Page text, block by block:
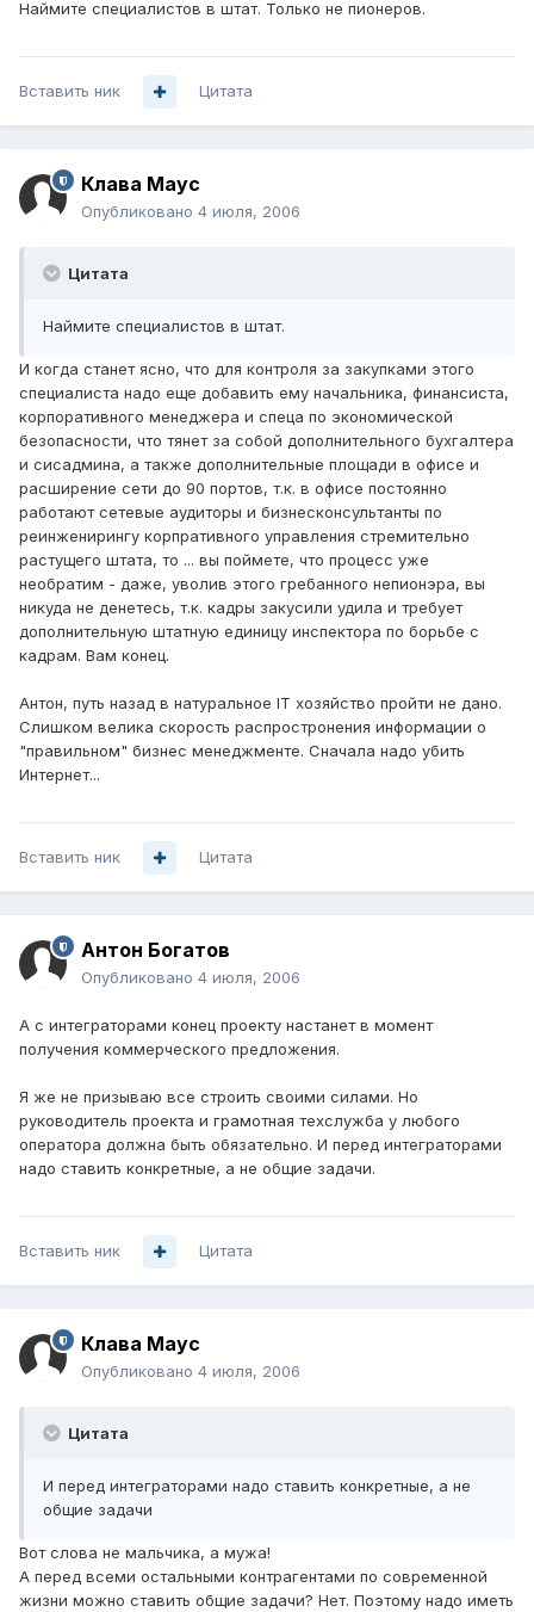
Наймите специалистов в штат. Только не пионеров.
Вставить ник Цитата
Клава Маус
Опубликовано 4 июля, 2006
Цитата
Наймите специалистов в штат.
И когда станет ясно, что для контроля за закупками этого
специалиста надо еще добавить ему начальника, финансиста,
корпоративного менеджера и спеца по экономической
безопасности, что тянет за собой дополнительного бухгалтера
и сисадмина, а также дополнительные площади в офисе и
расширение сети до 90 портов, т.к. в офисе постоянно
работают сетевые аудиторы и бизнесконсультанты по
реинженирингу корпративного управления стремительно
растущего штата, то ... вы поймете, что процесс уже
необратим - даже, уволив этого гребанного непионэра, вы
никуда не денетесь, т.к. кадры закусили удила и требует
дополнительную штатную единицу инспектора по борьбе с
кадрам. Вам конец.
Антон, путь назад в натуральное IT хозяйство пройти не дано.
Слишком велика скорость распростронения информации о
"правильном" бизнес менеджменте. Сначала надо убить
Интернет...
Вставить ник Цитата
Антон Богатов
Опубликовано 4 июля, 2006
А с интеграторами конец проекту настанет в момент
получения коммерческого предложения.
Я же не призываю все строить своими силами. Но
руководитель проекта и грамотная техслужба у любого
оператора должна быть обязательно. И перед интеграторами
надо ставить конкретные, а не общие задачи.
Вставить ник Цитата
Клава Маус
Опубликовано 4 июля, 2006
Цитата
И перед интеграторами надо ставить конкретные, а не
общие задачи
Вот слова не мальчика, а мужа!
А перед всеми остальными контрагентами по современной
жизни можно ставить общие задачи? Нет. Поэтому надо иметь